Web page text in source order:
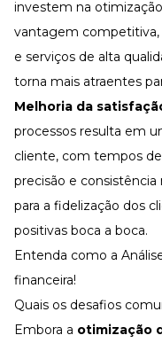
investem na
vantagem
e serviços de alta
torna mais atraentes
Melhoria da
processos resulta em
cliente, com tempos
precisão e
para a fidelização dos
positivas boca a boca.
Entenda como a
financeira!
Quais os desafios
Embora a otimização